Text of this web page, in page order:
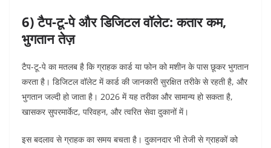
6) टैप-टू-पे और डिजिटल वॉलेट: कतार कम,
भुगतान तेज़
टैप-टू-पे का मतलब है कि ग्राहक कार्ड या फोन को मशीन के पास छूकर भुगतान
करता है। डिजिटल वॉलेट में कार्ड की जानकारी सुरक्षित तरीके से रहती है, और
भुगतान जल्दी हो जाता है। 2026 में यह तरीका और सामान्य हो सकता है,
खासकर सुपरमार्केट, परिवहन, और त्वरित सेवा दुकानों में।
इस बदलाव से ग्राहक का समय बचता है। दुकानदार भी तेजी से ग्राहकों को